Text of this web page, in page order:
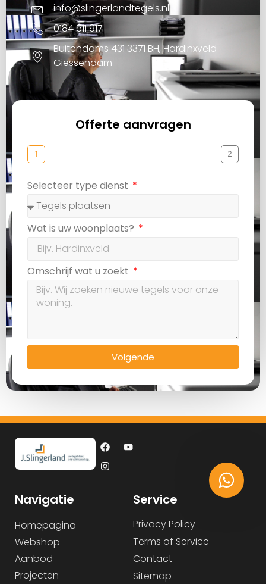
info@slingerlandtegels.nl
0184 611 917
Buitendams 431 3371 BH, Hardinxveld-
Giessendam
Offerte aanvragen
1 2
Selecteer type dienst
Wat is uw woonplaats?
Omschrijf wat u zoekt
Volgende
Navigatie
Homepagina
Webshop
Aanbod
Projecten
Service
Privacy Policy
Terms of Service
Contact
Sitemap